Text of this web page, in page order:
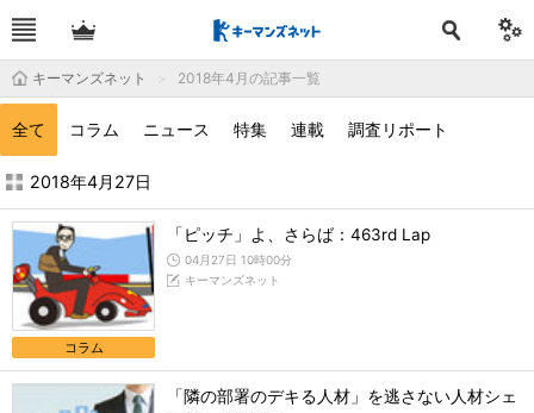
キーマンズネット 2018年4月の記事一覧
全て コラム ニュース 特集 連載 調査リポート
2018年4月の記事一覧 - キーマンズネット
2018年4月27日
コラム
「ピッチ」よ、さらば：463rd Lap
04月27日 10時00分
キーマンズネット
「隣の部署のデキる人材」を逃さない人材シェ